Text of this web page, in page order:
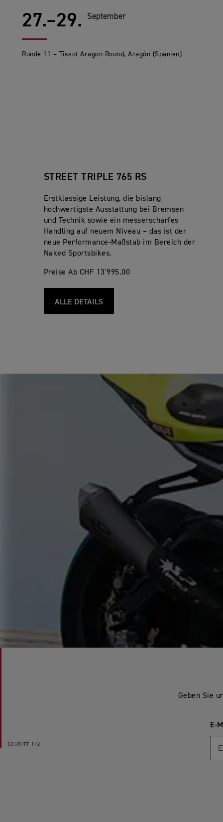
27.–29. September
Runde 11 – Tissot Aragon Round, Aragón (Spanien)
STREET TRIPLE 765 RS
Erstklassige Leistung, die bislang
hochwertigste Ausstattung bei Bremsen
und Technik sowie ein messerscharfes
Handling auf neuem Niveau – das ist der
neue Performance-Maßstab im Bereich der
Naked Sportsbikes.
Preise Ab CHF 13'995.00
ALLE DETAILS
SCHRITT 1/2
Geben Sie
E-